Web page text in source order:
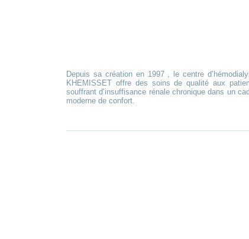
Depuis sa création en 1997 , le centre
KHEMISSET offre des soins de qualité aux
souffrant d’insuffisance rénale chronique dans un
moderne de confort.